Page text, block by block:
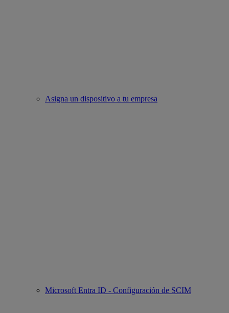
Asigna un dispositivo a tu empresa
Microsoft Entra ID - Configuración de SCIM